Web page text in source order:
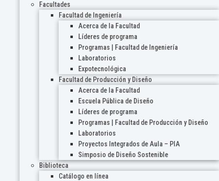
Facultades
Facultad de Ingeniería
Acerca de la Facultad
Líderes de programa
Programas | Facultad de Ingeniería
Laboratorios
Expotecnológica
Facultad de Producción y Diseño
Acerca de la Facultad
Escuela Pública de Diseño
Líderes de programa
Programas | Facultad de Producción y Diseño
Laboratorios
Proyectos Integrados de Aula – PIA
Simposio de Diseño Sostenible
Biblioteca
Catálogo en línea